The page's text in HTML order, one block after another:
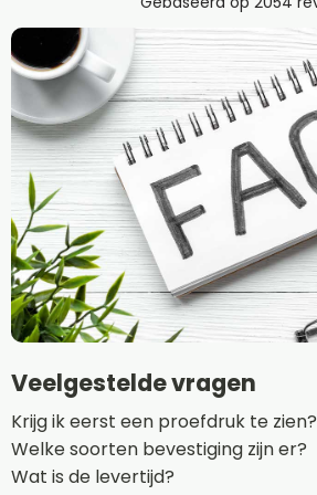
Veelgestelde vragen
Krijg ik eerst een proefdruk te zien?
Welke soorten bevestiging zijn er?
Wat is de levertijd?